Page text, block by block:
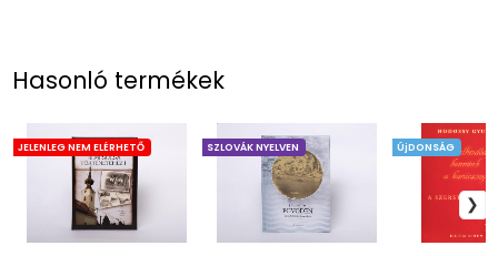
Hasonló termékek
JELENLEG NEM ELÉRHETŐ SZLOVÁK NYELVEN ÚjDONSÁG